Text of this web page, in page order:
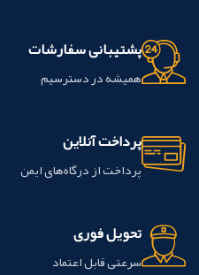
پشتیبانی سفارشات
همیشه در دسترسیم
پرداخت آنلاین
پرداخت از درگاه‌های ایمن
تحویل فوری
سرعتی قابل اعتماد